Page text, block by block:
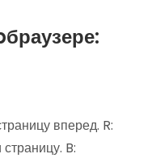
вперед. R:
B: